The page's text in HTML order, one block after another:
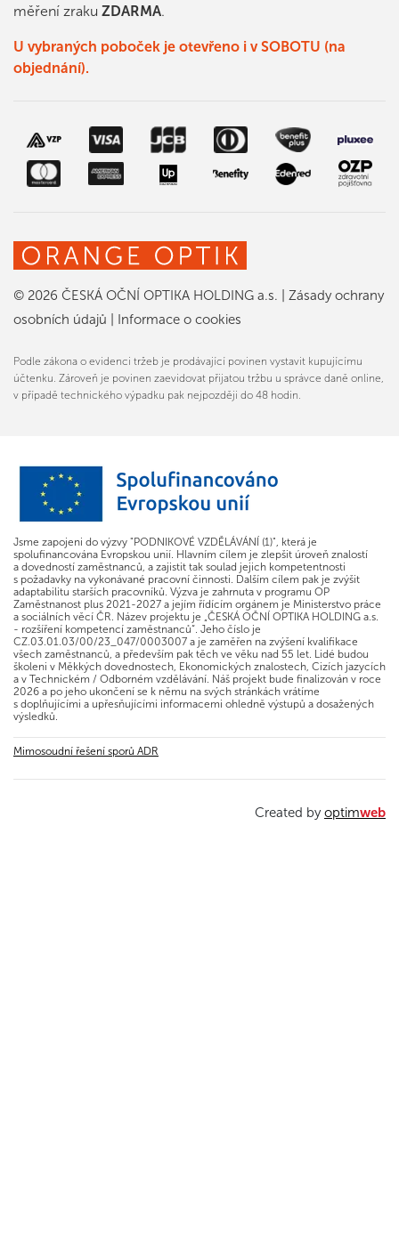
měření zraku ZDARMA.
U vybraných poboček je otevřeno i v SOBOTU (na
objednání).
© 2026 ČESKÁ OČNÍ OPTIKA HOLDING a.s.
Zásady ochrany
osobních údajů
Informace o cookies
Podle zákona o evidenci tržeb je prodávající povinen vystavit kupujícímu
účtenku. Zároveň je povinen zaevidovat přijatou tržbu u správce daně online,
v případě technického výpadku pak nejpozději do 48 hodin.
Jsme zapojeni do výzvy "PODNIKOVÉ VZDĚLÁVÁNÍ (1)", která je
spolufinancována Evropskou unií. Hlavním cílem je zlepšit úroveň znalostí
a dovedností zaměstnanců, a zajistit tak soulad jejich kompetentnosti
s požadavky na vykonávané pracovní činnosti. Dalším cílem pak je zvýšit
adaptabilitu starších pracovníků. Výzva je zahrnuta v programu OP
Zaměstnanost plus 2021-2027 a jejím řídícím orgánem je Ministerstvo práce
a sociálních věcí ČR. Název projektu je „ČESKÁ OČNÍ OPTIKA HOLDING a.s.
- rozšíření kompetencí zaměstnanců“. Jeho číslo je
CZ.03.01.03/00/23_047/0003007 a je zaměřen na zvýšení kvalifikace
všech zaměstnanců, a především pak těch ve věku nad 55 let. Lidé budou
školeni v Měkkých dovednostech, Ekonomických znalostech, Cizích jazycích
a v Technickém / Odborném vzdělávání. Náš projekt bude finalizován v roce
2026 a po jeho ukončení se k němu na svých stránkách vrátíme
s doplňujícími a upřesňujícími informacemi ohledně výstupů a dosažených
výsledků.
Mimosoudní řešení sporů ADR
Created byoptimweb